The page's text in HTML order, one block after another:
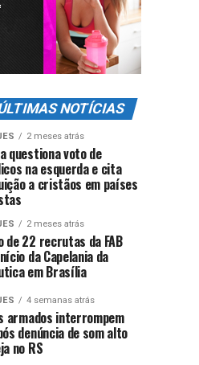
NOTÍCIAS
2 meses atrás
questiona voto de
na esquerda e cita
a cristãos em países
2 meses atrás
de 22 recrutas da FAB
da Capelania da
em Brasília
4 semanas atrás
armados interrompem
denúncia de som alto
no RS